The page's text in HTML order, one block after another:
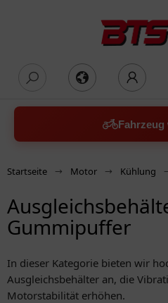
Fahrzeug
Startseite Motor Kühlung
Gummipuffer
In dieser Kategorie bieten wir
Ausgleichsbehälter an, die
Motorstabilität erhöhen.